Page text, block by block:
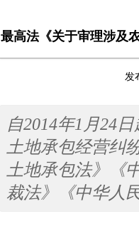
最高法《关于审理涉及
发
自2014年1月24
土地承包经营纠
土地承包法》《
裁法》《中华人